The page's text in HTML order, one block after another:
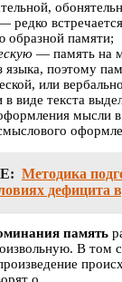
редко
образной памяти;
— память на
языка, поэтому
или
виде текста
мысли
Методика
дефицита
память
В том